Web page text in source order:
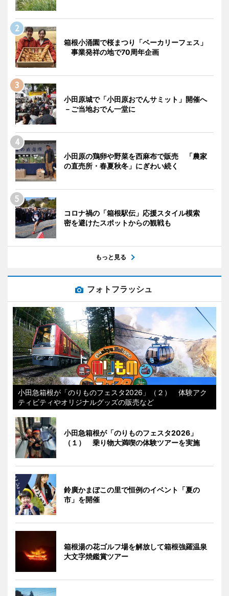
箱根小涌園で桜まつり「ベーカリーフェス」
事業発祥の地で70周年企画
小田原城で「小田原おでんサミット」開催へ
－ご当地おでん一堂に
小田原の鶏卵や野菜を西麻布で販売 「農家
の直売所・春夏秋冬」にぎわい続く
コロナ禍の「箱根駅伝」応援スタイル模索
密を避けたスポットからの観戦も
もっと見る
フォトフラッシュ
小田急箱根が「のりものフェスタ2026」（２） 体験アク
ティビティやオリジナルグッズの販売など
小田急箱根が「のりものフェスタ2026」
（１） 乗り物大満喫の体験ツアーを実施
鈴廣かまぼこの里で恒例のイベント「夏の
市」を開催
箱根湯の花ゴルフ場を解放して箱根強羅温泉
大文字焼鑑賞ツアー